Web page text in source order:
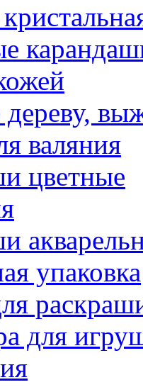
дереву,
валяния
цветные
упаковка
для